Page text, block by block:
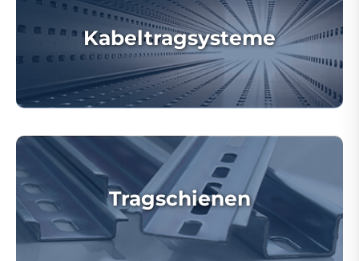
Kabeltragsysteme
Tragschienen